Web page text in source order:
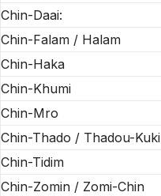
Chin-Daai:
Chin-Falam / Halam
Chin-Haka
Chin-Khumi
Chin-Mro
Chin-Thado / Thadou-Kuki
Chin-Tidim
Chin-Zomin / Zomi-Chin